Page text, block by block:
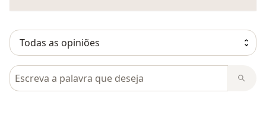
Pesquisar em opiniões